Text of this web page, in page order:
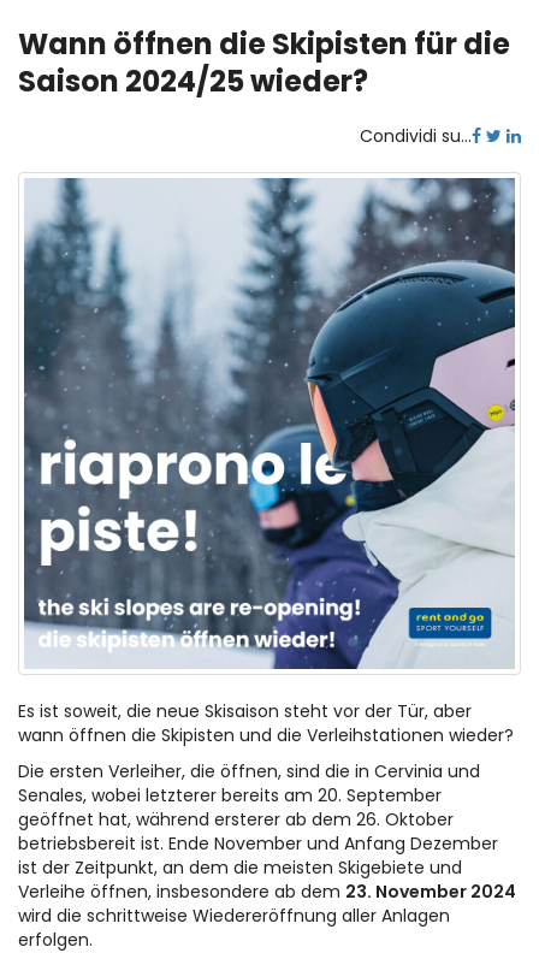
Wann öffnen die Skipisten für die
Saison 2024/25 wieder?
Condividi su...
Es ist soweit, die neue Skisaison steht vor der Tür, aber
wann öffnen die Skipisten und die Verleihstationen wieder?
Die ersten Verleiher, die öffnen, sind die in Cervinia und
Senales, wobei letzterer bereits am 20. September
geöffnet hat, während ersterer ab dem 26. Oktober
betriebsbereit ist. Ende November und Anfang Dezember
ist der Zeitpunkt, an dem die meisten Skigebiete und
Verleihe öffnen, insbesondere ab dem 23. November 2024
wird die schrittweise Wiedereröffnung aller Anlagen
erfolgen.